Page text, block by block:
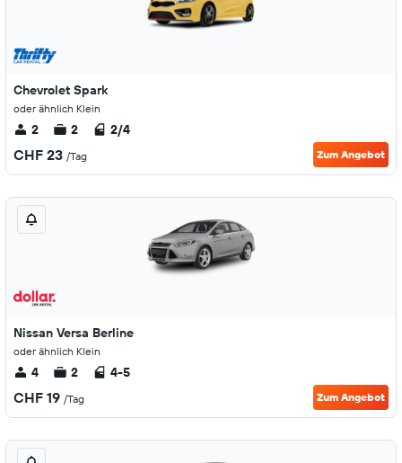
Chevrolet Spark
oder ähnlich Klein
2 2 2/4
CHF 23 /Tag Zum Angebot
Nissan Versa Berline
oder ähnlich Klein
4 2 4-5
CHF 19 /Tag Zum Angebot